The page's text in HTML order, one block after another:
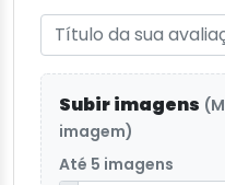
Subir imagens
imagem)
Até 5 imagens